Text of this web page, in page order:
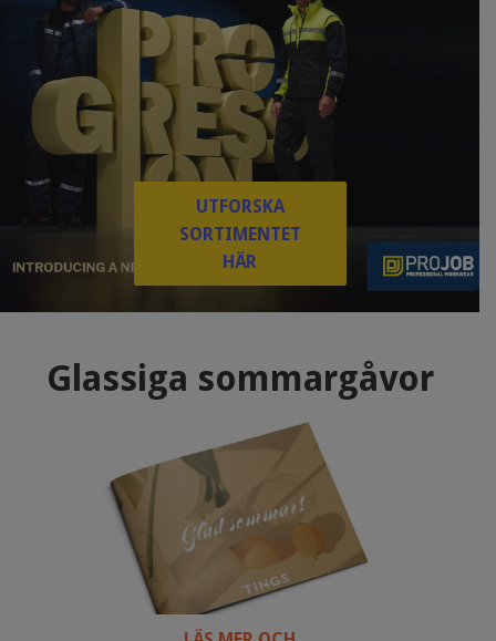
UTFORSKA
SORTIMENTET
HÄR
Glassiga sommargåvor